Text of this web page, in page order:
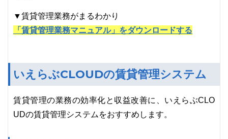
▼賃貸管理業務がまるわかり
「賃貸管理業務マニュアル」をダウンロードする
いえらぶCLOUDの賃貸管理システム
賃貸管理の業務の効率化と収益改善に、いえらぶCLO
UDの賃貸管理システムをおすすめします。